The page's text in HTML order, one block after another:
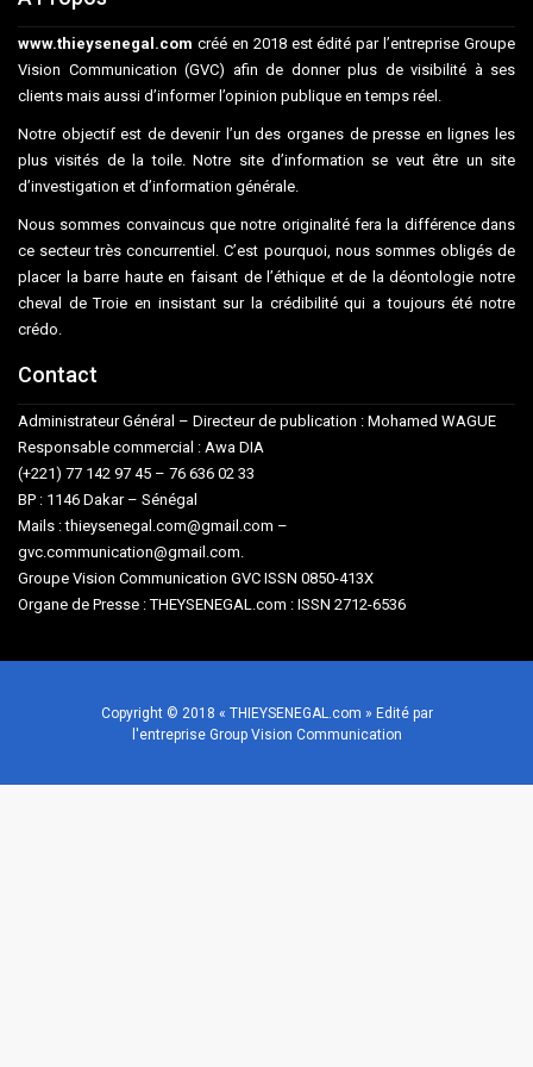
www.thieysenegal.com créé en 2018 est édité par l’entreprise Groupe
Vision Communication (GVC) afin de donner plus de visibilité à ses
clients mais aussi d’informer l’opinion publique en temps réel.
Notre objectif est de devenir l’un des organes de presse en lignes les
plus visités de la toile. Notre site d’information se veut être un site
d’investigation et d’information générale.
Nous sommes convaincus que notre originalité fera la différence dans
ce secteur très concurrentiel. C’est pourquoi, nous sommes obligés de
placer la barre haute en faisant de l’éthique et de la déontologie notre
cheval de Troie en insistant sur la crédibilité qui a toujours été notre
crédo.
Contact
Administrateur Général – Directeur de publication : Mohamed WAGUE
Responsable commercial : Awa DIA
(+221) 77 142 97 45 – 76 636 02 33
BP : 1146 Dakar – Sénégal
Mails : thieysenegal.com@gmail.com –
gvc.communication@gmail.com.
Groupe Vision Communication GVC ISSN 0850-413X
Organe de Presse : THEYSENEGAL.com : ISSN 2712-6536
Copyright © 2018 « THIEYSENEGAL.com » Edité par
l'entreprise Group Vision Communication